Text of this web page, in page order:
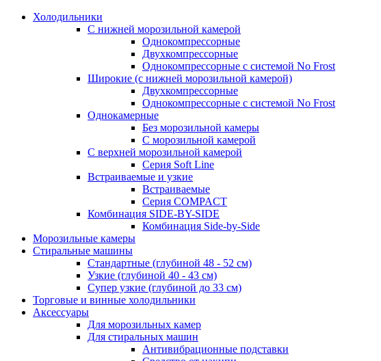
Холодильники
С нижней морозильной камерой
Однокомпрессорные
Двухкомпрессорные
Однокомпрессорные с системой No Frost
Широкие (с нижней морозильной камерой)
Двухкомпрессорные
Однокомпрессорные с системой No Frost
Однокамерные
Без морозильной камеры
С морозильной камерой
С верхней морозильной камерой
Серия Soft Line
Встраиваемые и узкие
Встраиваемые
Серия СOMPACT
Комбинация SIDE-BY-SIDE
Комбинация Side-by-Side
Морозильные камеры
Стиральные машины
Стандартные (глубиной 48 - 52 см)
Узкие (глубиной 40 - 43 см)
Супер узкие (глубиной до 33 см)
Торговые и винные холодильники
Аксессуары
Для морозильных камер
Для стиральных машин
Антивибрационные подставки